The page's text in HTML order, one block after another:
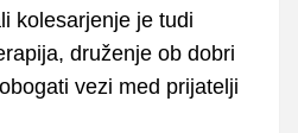
kolesarjenje je tudi
druženje ob dobri
vezi med prijatelji